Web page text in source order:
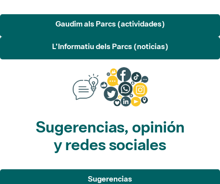
Gaudim als Parcs (actividades)
L'Informatiu dels Parcs (noticias)
Sugerencias, opinión
y redes sociales
Sugerencias